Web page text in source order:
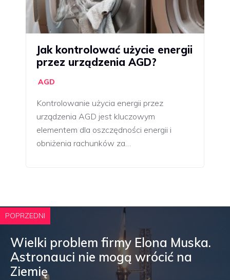
Jak kontrolować użycie energii
przez urządzenia AGD?
AGD
Kontrolowanie użycia energii przez
urządzenia AGD jest kluczowym
elementem dla oszczędności energii i
obniżenia rachunków za…
POPRZEDNI
Wielki problem firmy Elona Muska.
Astronauci nie mogą wrócić na
Ziemię